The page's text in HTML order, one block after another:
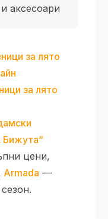
аксесоари
за лято
за лято
Бижута“
цени,
Armada —